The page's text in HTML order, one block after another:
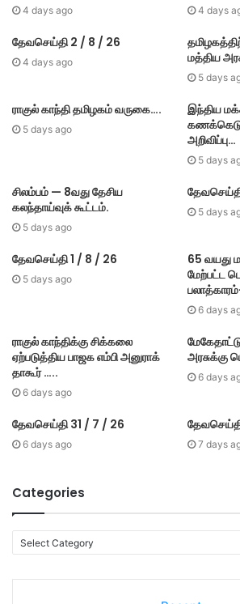
4 days ago 4 days
தேவசெய்தி 2 / 8 / 26
4 days ago
மத்திய
5 days
ராகுல் காந்தி தமிழகம் வருகை….
5 days ago
இந்திய
அறிவிப்பு…
5 days
சிலம்பம் — 8வது தேசிய
கலந்தாய்வுக் கூட்டம்.
5 days ago
5 days
தேவசெய்தி 1 / 8 / 26
5 days ago
65 வயது
மேற்பட்ட
6 days
ராகுல் காந்திக்கு சிக்கலை
ஏற்படுத்திய பாஜக எம்பி அனுராக்
தாகூர் …..
6 days ago
அரசுக்கு
6 days
தேவசெய்தி 31 / 7 / 26
6 days ago 7 days
Categories
a